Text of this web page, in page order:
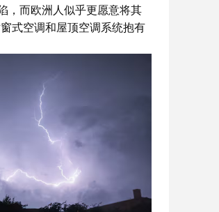
，而欧洲人似乎更愿意将其
式空调和屋顶空调系统抱有